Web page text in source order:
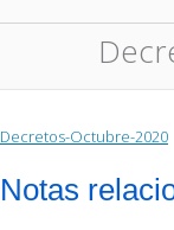
Decretos-Octubre-2020
Notas